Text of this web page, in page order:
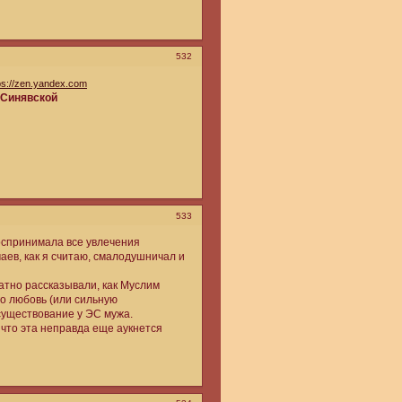
532
zen.yandex.com
533
все увлечения
как я считаю, смалодушничал и
рассказывали, как Муслим
любовь (или сильную
у ЭС мужа.
эта неправда еще аукнется